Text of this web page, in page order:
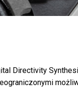
Directivity